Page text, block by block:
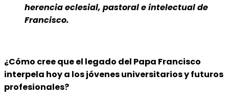
herencia eclesial, pastoral e intelectual de
Francisco.
¿Cómo cree que el legado del Papa Francisco
interpela hoy a los jóvenes universitarios y futuros
profesionales?